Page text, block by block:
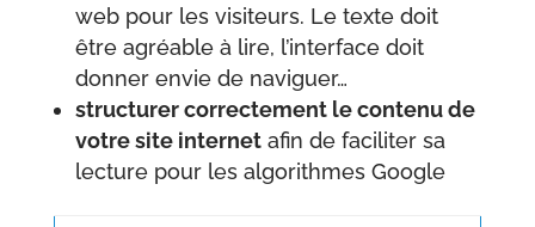
web pour les visiteurs. Le texte doit
être agréable à lire, l’interface doit
donner envie de naviguer…
structurer correctement le contenu de
votre site internetafin de faciliter sa
lecture pour les algorithmes Google